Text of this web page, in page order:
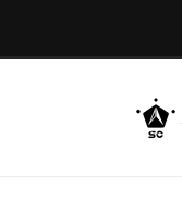
Compra sin